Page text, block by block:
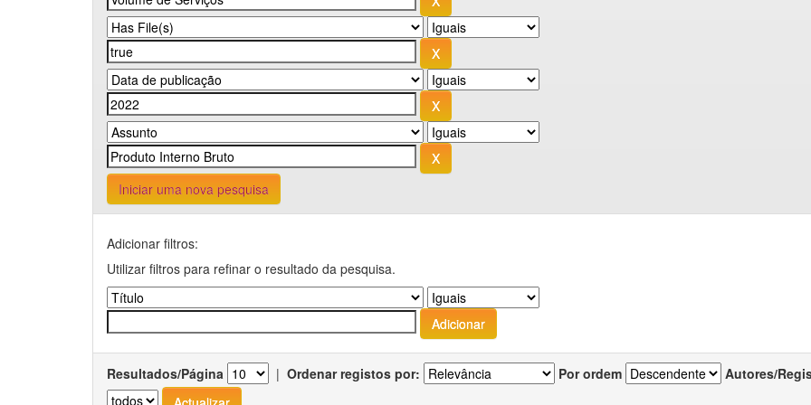
Iniciar uma nova pesquisa
Adicionar filtros:
Utilizar filtros para refinar o resultado da pesquisa.
Resultados/Página | Ordenar registos por: Por ordem Autores/